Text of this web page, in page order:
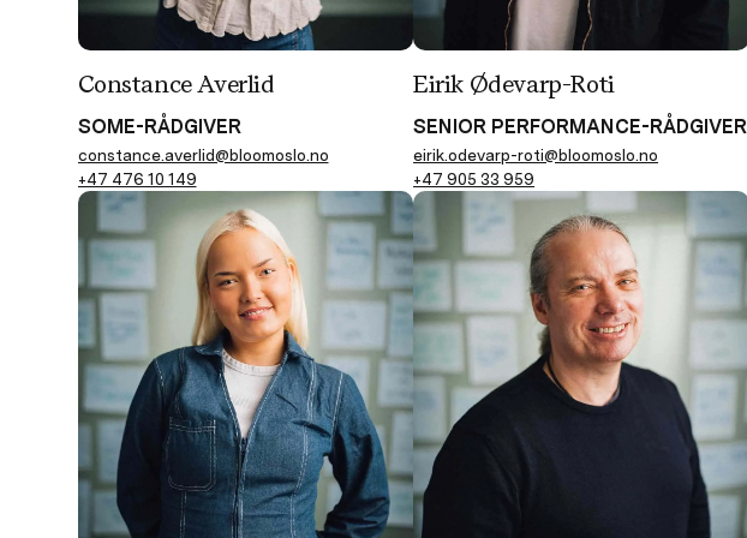
Constance Averlid
SOME-RÅDGIVER
constance.averlid@bloomoslo.no
+47 476 10 149
Eirik Ødevarp-Roti
SENIOR PERFORMANCE-RÅDGIVER
eirik.odevarp-roti@bloomoslo.no
+47 905 33 959